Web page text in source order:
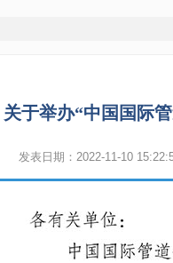
关于举办“中国国际
发表日期：2022-11-10